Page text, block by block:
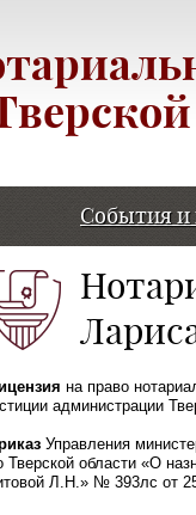
События и
на право
администрации
Управления
Тверской области «О
Л.Н.» № 393лс от